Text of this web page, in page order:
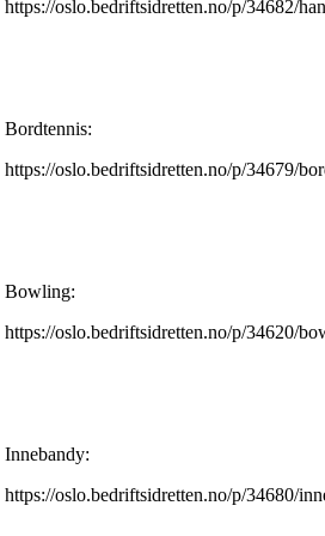
https://oslo.bedriftsidretten.no/p/34682/
Bordtennis:
https://oslo.bedriftsidretten.no/p/34679/
Bowling:
https://oslo.bedriftsidretten.no/p/34620/
Innebandy:
https://oslo.bedriftsidretten.no/p/34680/